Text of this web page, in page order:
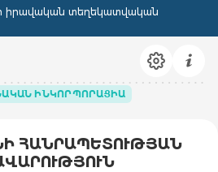
իրավական տեղեկատվական
ԻՆԿՈՐՊՈՐԱՑԻԱ
ՀԱՆՐԱՊԵՏՈՒԹՅԱՆ